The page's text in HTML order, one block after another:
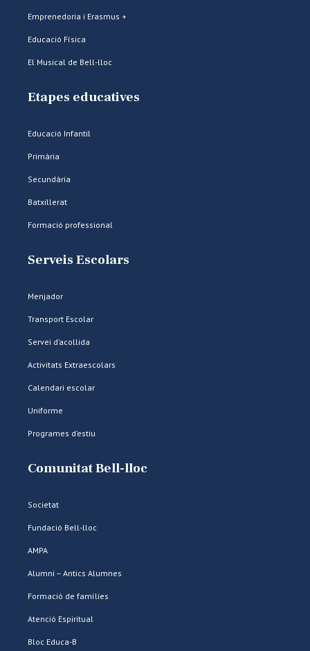
Emprenedoria i Erasmus +
Educació Física
El Musical de Bell-lloc
Etapes educatives
Educació Infantil
Primària
Secundària
Batxillerat
Formació professional
Serveis Escolars
Menjador
Transport Escolar
Servei d’acollida
Activitats Extraescolars
Calendari escolar
Uniforme
Programes d’estiu
Comunitat Bell-lloc
Societat
Fundació Bell-lloc
AMPA
Alumni – Antics Alumnes
Formació de famílies
Atenció Espiritual
Bloc Educa-B